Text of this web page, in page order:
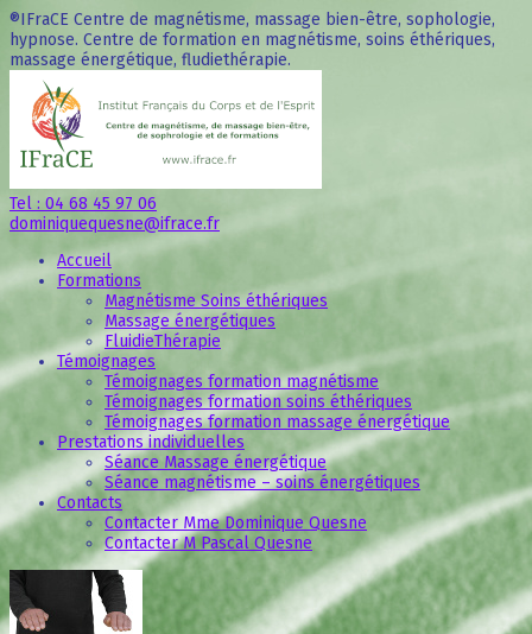
®IFraCE Centre de magnétisme, massage bien-être, sophologie,
hypnose. Centre de formation en magnétisme, soins éthériques,
massage énergétique, fludiethérapie.
Tel : 04 68 45 97 06
dominiquequesne@ifrace.fr
Accueil
Formations
Magnétisme Soins éthériques
Massage énergétiques
FluidieThérapie
Témoignages
Témoignages formation magnétisme
Témoignages formation soins éthériques
Témoignages formation massage énergétique
Prestations individuelles
Séance Massage énergétique
Séance magnétisme – soins énergétiques
Contacts
Contacter Mme Dominique Quesne
Contacter M Pascal Quesne